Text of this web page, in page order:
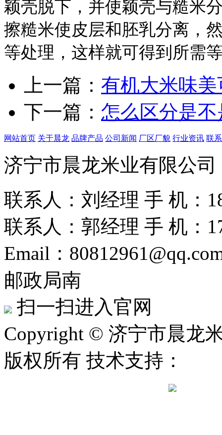
颖壳脱下，并使颖壳与糙米
擦糙米使皮层和胚乳分离，
等处理，这样就可得到所需
上一篇： 有机大米味
下一篇： 怎么区分是
网站首页 关于晨龙 品牌产品 公司新闻 厂区厂貌 行业资讯 联
济宁市晨龙米业有限公司
联系人：刘经理 手 机：
联系人：郭经理 手 机：
Email：
邮政局南
扫一扫进入官网
Copyright © 济宁市晨龙
版权所有 技术支持：